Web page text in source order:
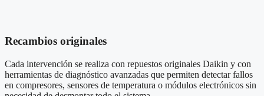
Recambios originales
Cada intervención se realiza con repuestos originales Daikin y con
herramientas de diagnóstico avanzadas que permiten detectar fallos
en compresores, sensores de temperatura o módulos electrónicos sin